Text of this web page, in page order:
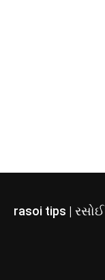
rasoi tips | રસોઈ